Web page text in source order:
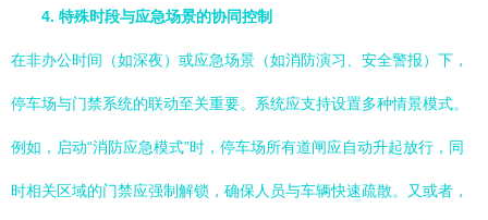
4. 特殊时段与应急场景的协同控制
在非办公时间（如深夜）或应急场景（如消防演习、安全警报）下，
停车场与门禁系统的联动至关重要。系统应支持设置多种情景模式。
例如，启动“消防应急模式”时，停车场所有道闸应自动升起放行，同
时相关区域的门禁应强制解锁，确保人员与车辆快速疏散。又或者，